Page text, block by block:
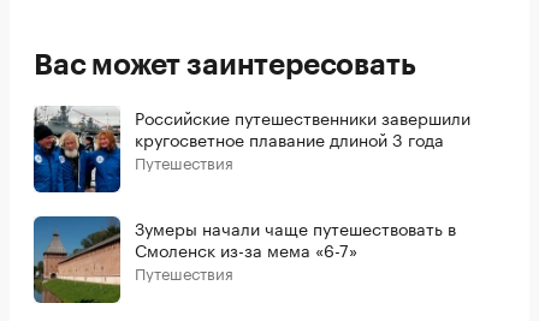
Вас может заинтересовать
Российские путешественники завершили
кругосветное плавание длиной 3 года
Путешествия
Зумеры начали чаще путешествовать в
Смоленск из-за мема «6-7»
Путешествия